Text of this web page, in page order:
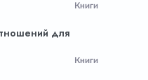
Книги
для
Книги